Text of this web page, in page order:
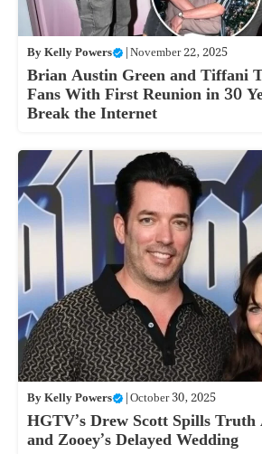
ByKelly Powers |November 22, 2025
Brian Austin Green and Tiffani
Fans With First Reunion in 30
Break the Internet
ByKelly Powers |October 30, 2025
HGTV’s Drew Scott Spills
and Zooey’s Delayed Wedding